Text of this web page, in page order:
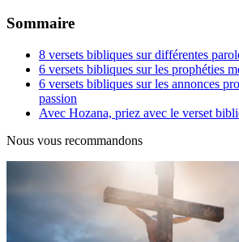
Sommaire
8 versets bibliques sur différentes
6 versets bibliques sur les prophéties
6 versets bibliques sur les annonces
passion
Avec Hozana, priez avec le verset
Nous vous recommandons